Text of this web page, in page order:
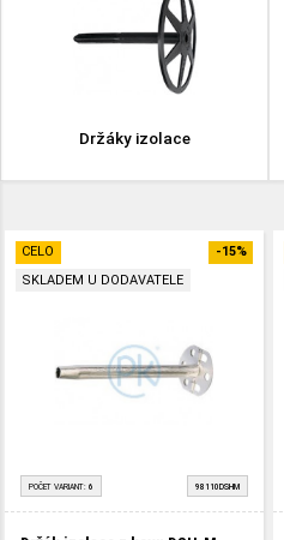
Držáky izolace
CELO
SKLADEM U DODAVATELE
-15%
POČET VARIANT: 6 98110DSHM